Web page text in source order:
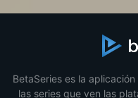
BetaSeries es la
las series que ven las